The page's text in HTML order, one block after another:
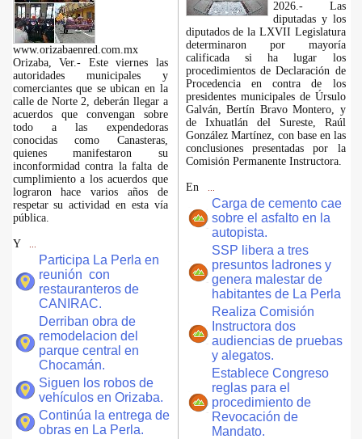
www.orizabaenred.com.mx
Orizaba, Ver.- Este viernes las
autoridades municipales y
comerciantes que se ubican en la
calle de Norte 2, deberán llegar a
acuerdos que convengan sobre
todo a las expendedoras
conocidas como Canasteras,
quienes manifestaron su
inconformidad contra la falta de
cumplimiento a los acuerdos que
lograron hace varios años de
respetar su actividad en esta vía
pública.
Y
Participa La Perla en
reunión con
restauranteros de
CANIRAC.
Derriban obra de
remodelacion del
parque central en
Chocamán.
Siguen los robos de
vehículos en Orizaba.
Continúa la entrega de
obras en La Perla.
2026.- Las
diputadas y los
diputados de la LXVII Legislatura
determinaron por mayoría
calificada si ha lugar los
procedimientos de Declaración de
Procedencia en contra de los
presidentes municipales de Úrsulo
Galván, Bertín Bravo Montero, y
de Ixhuatlán del Sureste, Raúl
González Martínez, con base en las
conclusiones presentadas por la
Comisión Permanente Instructora.
En
Carga de cemento cae
sobre el asfalto en la
autopista.
SSP libera a tres
presuntos ladrones y
genera malestar de
habitantes de La Perla
Realiza Comisión
Instructora dos
audiencias de pruebas
y alegatos.
Establece Congreso
reglas para el
procedimiento de
Revocación de
Mandato.